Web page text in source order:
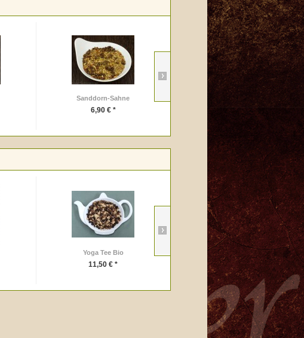
Sanddorn-Sahne
6,90 € *
Peach Nectar
6,00 € *
Yoga Tee Bio
11,50 € *
Immuno Bio
9,95 € *